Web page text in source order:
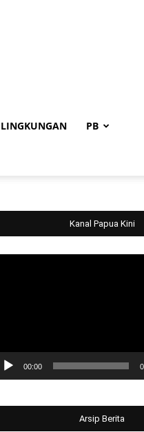
LINGKUNGAN PB
Kanal Papua Kini
00:00
Arsip Berita